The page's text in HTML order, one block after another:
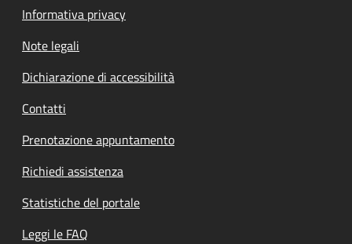
Informativa privacy
Note legali
Dichiarazione di accessibilità
Contatti
Prenotazione appuntamento
Richiedi assistenza
Statistiche del portale
Leggi le FAQ